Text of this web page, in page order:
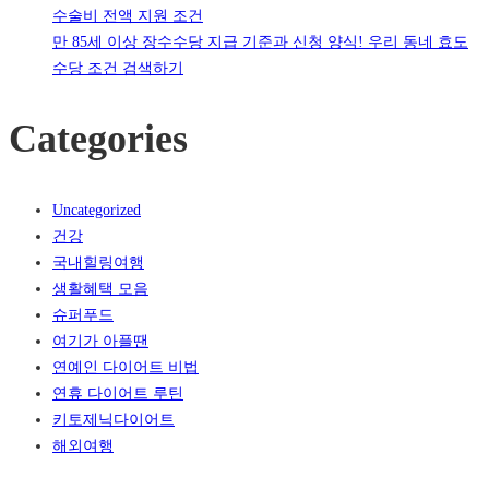
수술비 전액 지원 조건
만 85세 이상 장수수당 지급 기준과 신청 양식! 우리 동네 효도
수당 조건 검색하기
Categories
Uncategorized
건강
국내힐링여행
생활혜택 모음
슈퍼푸드
여기가 아플땐
연예인 다이어트 비법
연휴 다이어트 루틴
키토제닉다이어트
해외여행